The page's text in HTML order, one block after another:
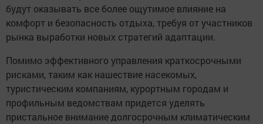
будут оказывать все более ощутимое влияние на
комфорт и безопасность отдыха, требуя от участников
рынка выработки новых стратегий адаптации.
Помимо эффективного управления краткосрочными
рисками, таким как нашествие насекомых,
туристическим компаниям, курортным городам и
профильным ведомствам придется уделять
пристальное внимание долгосрочным климатическим